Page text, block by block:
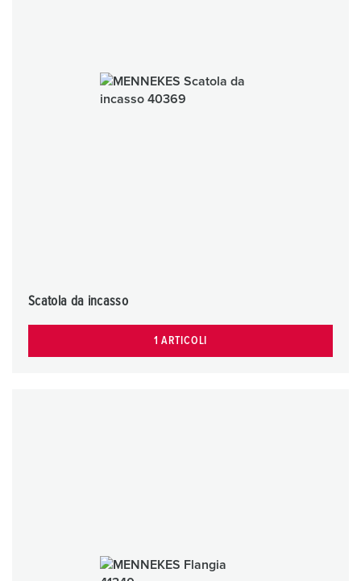
Scatola da incasso
1 ARTICOLI